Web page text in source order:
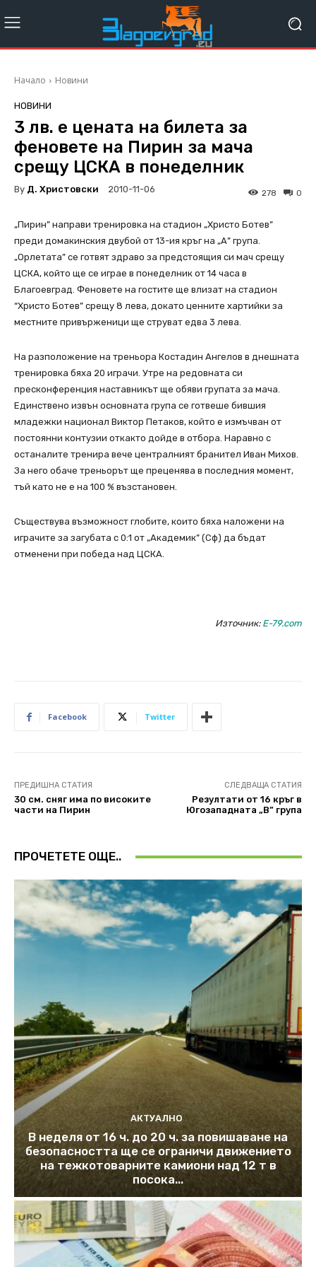
Начало Новини
НОВИНИ
3 лв. е цената на билета за
феновете на Пирин за мача
срещу ЦСКА в понеделник
By Д. Христовски 2010-11-06 0
278
„Пирин” направи тренировка на стадион „Христо Ботев”
преди домакинския двубой от 13-ия кръг на „А” група.
„Орлетата” се готвят здраво за предстоящия си мач срещу
ЦСКА, който ще се играе в понеделник от 14 часа в
Благоевград. Феновете на гостите ще влизат на стадион
“Христо Ботев” срещу 8 лева, докато ценните хартийки за
местните привърженици ще струват едва 3 лева.
На разположение на треньора Костадин Ангелов в днешната
тренировка бяха 20 играчи. Утре на редовната си
пресконференция наставникът ще обяви групата за мача.
Единствено извън основната група се готвеше бившия
младежки национал Виктор Петаков, който е измъчван от
постоянни контузии откакто дойде в отбора. Наравно с
останалите тренира вече централният бранител Иван Михов.
За него обаче треньорът ще преценява в последния момент,
тъй като не е на 100 % възстановен.
Съществува възможност глобите, които бяха наложени на
играчите за загубата с 0:1 от „Академик” (Сф) да бъдат
отменени при победа над ЦСКА.
Източник: Е-79.com
Facebook Twitter
ПРЕДИШНА СТАТИЯ
30 см. сняг има по високите
части на Пирин
СЛЕДВАЩА СТАТИЯ
Резултати от 16 кръг в
Югозападната „В” група
ПРОЧЕТЕТЕ ОЩЕ..
АКТУАЛНО
В неделя от 16 ч. до 20 ч. за повишаване на
безопасността ще се ограничи движението
на тежкотоварните камиони над 12 т в
посока...